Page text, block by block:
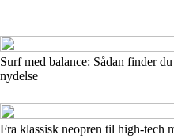
Surf med balance: Sådan finder
nydelse
Fra klassisk neopren til high-tech